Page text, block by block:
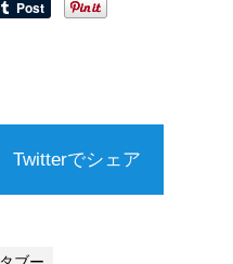
Twitterでシェア